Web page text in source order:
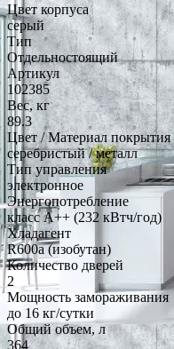
Цвет корпуса
серый
Тип
Отдельностоящий
Артикул
102385
Вес, кг
89.3
Цвет / Материал покрытия
серебристый / металл
Тип управления
электронное
Энергопотребление
класс A++ (232 кВтч/год)
Хладагент
R600a (изобутан)
Количество дверей
2
Мощность замораживания
до 16 кг/cутки
Общий объем, л
364